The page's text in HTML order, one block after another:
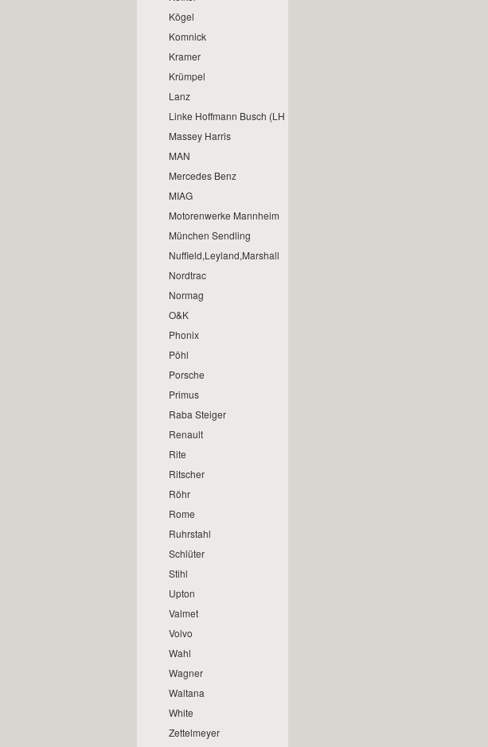
Kögel
Komnick
Kramer
Krümpel
Lanz
Linke Hoffmann Busch (LHB)
Massey Harris
MAN
Mercedes Benz
MIAG
Motorenwerke Mannheim
München Sendling
Nuffield,Leyland,Marshall
Nordtrac
Normag
O&K
Phonix
Pöhl
Porsche
Primus
Raba Steiger
Renault
Rite
Ritscher
Röhr
Rome
Ruhrstahl
Schlüter
Stihl
Upton
Valmet
Volvo
Wahl
Wagner
Waltana
White
Zettelmeyer